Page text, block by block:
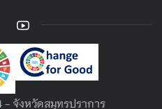
จังหวัดสมุทรปราการ